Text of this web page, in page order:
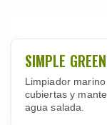
SIMPLE
Limpiador
cubiertas y
agua salada.